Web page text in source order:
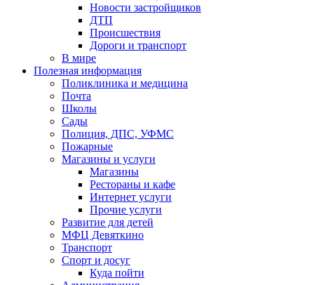
Новости застройщиков
ДТП
Происшествия
Дороги и транспорт
В мире
Полезная информация
Поликлиника и медицина
Почта
Школы
Сады
Полиция, ДПС, УФМС
Пожарные
Магазины и услуги
Магазины
Рестораны и кафе
Интернет услуги
Прочие услуги
Развитие для детей
МФЦ Девяткино
Транспорт
Спорт и досуг
Куда пойти